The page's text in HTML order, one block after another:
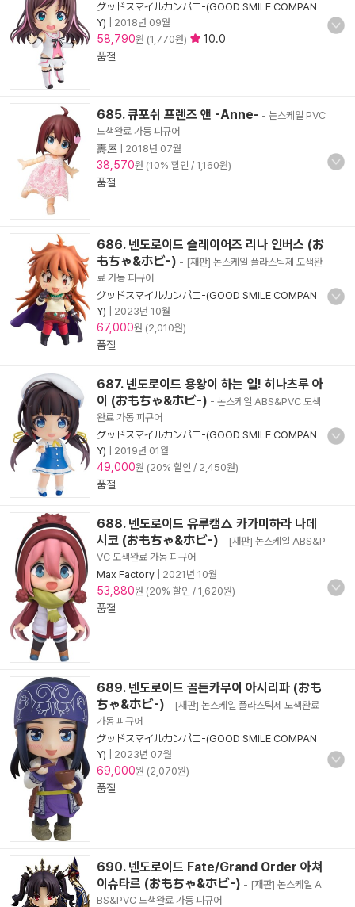
グッドスマイルカンパニ-(GOOD SMILE COMPAN
Y)
2018년 09월
58,790원 (1,770원)
10.0
품절
685. 큐포쉬 프렌즈 앤 -Anne- - 논스케일 PVC
도색완료 가동 피규어
壽屋
2018년 07월
38,570원 (10% 할인 / 1,160원)
품절
686. 넨도로이드 슬레이어즈 리나 인버스 (お
もちゃ&ホビ-) - [재판] 논스케일 플라스틱제 도색완
료 가동 피규어
グッドスマイルカンパニ-(GOOD SMILE COMPAN
Y)
2023년 10월
67,000원 (2,010원)
품절
687. 넨도로이드 용왕이 하는 일! 히나츠루 아
이 (おもちゃ&ホビ-) - 논스케일 ABS&PVC 도색
완료 가동 피규어
グッドスマイルカンパニ-(GOOD SMILE COMPAN
Y)
2019년 01월
49,000원 (20% 할인 / 2,450원)
품절
688. 넨도로이드 유루캠△ 카가미하라 나데
시코 (おもちゃ&ホビ-) - [재판] 논스케일 ABS&P
VC 도색완료 가동 피규어
Max Factory
2021년 10월
53,880원 (20% 할인 / 1,620원)
품절
689. 넨도로이드 골든카무이 아시리파 (おも
ちゃ&ホビ-) - [재판] 논스케일 플라스틱제 도색완료
가동 피규어
グッドスマイルカンパニ-(GOOD SMILE COMPAN
Y)
2023년 07월
69,000원 (2,070원)
품절
690. 넨도로이드 Fate/Grand Order 아쳐
이슈타르 (おもちゃ&ホビ-) - [재판] 논스케일 A
BS&PVC 도색완료 가동 피규어